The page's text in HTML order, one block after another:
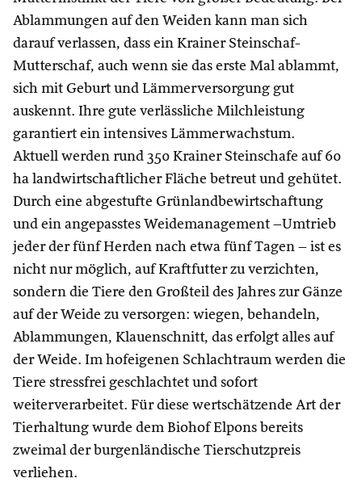
Ablammungen auf den Weiden kann man sich
darauf verlassen, dass ein Krainer Steinschaf-
Mutterschaf, auch wenn sie das erste Mal ablammt,
sich mit Geburt und Lämmerversorgung gut
auskennt. Ihre gute verlässliche Milchleistung
garantiert ein intensives Lämmerwachstum.
Aktuell werden rund 350 Krainer Steinschafe auf 60
ha landwirtschaftlicher Fläche betreut und gehütet.
Durch eine abgestufte Grünlandbewirtschaftung
und ein angepasstes Weidemanagement –Umtrieb
jeder der fünf Herden nach etwa fünf Tagen – ist es
nicht nur möglich, auf Kraftfutter zu verzichten,
sondern die Tiere den Großteil des Jahres zur Gänze
auf der Weide zu versorgen: wiegen, behandeln,
Ablammungen, Klauenschnitt, das erfolgt alles auf
der Weide. Im hofeigenen Schlachtraum werden die
Tiere stressfrei geschlachtet und sofort
weiterverarbeitet. Für diese wertschätzende Art der
Tierhaltung wurde dem Biohof Elpons bereits
zweimal der burgenländische Tierschutzpreis
verliehen.